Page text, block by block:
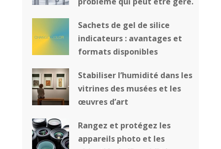
Sachets de gel de silice
indicateurs : avantages et
formats disponibles
Stabiliser l’humidité dans les
vitrines des musées et les
œuvres d’art
Rangez et protégez les
appareils photo et les